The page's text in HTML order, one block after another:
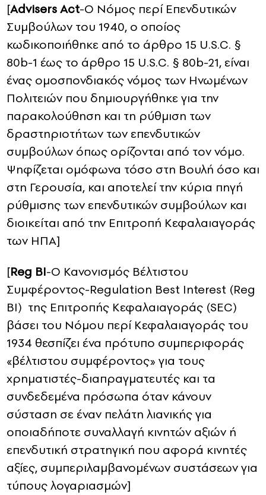
[Advisers Act-Ο Νόμος περί Επενδυτικών
Συμβούλων του 1940, ο οποίος
κωδικοποιήθηκε από το άρθρο 15 U.S.C. §
80b-1 έως το άρθρο 15 U.S.C. § 80b-21, είναι
ένας ομοσπονδιακός νόμος των Ηνωμένων
Πολιτειών που δημιουργήθηκε για την
παρακολούθηση και τη ρύθμιση των
δραστηριοτήτων των επενδυτικών
συμβούλων όπως ορίζονται από τον νόμο.
Ψηφίζεται ομόφωνα τόσο στη Βουλή όσο και
στη Γερουσία, και αποτελεί την κύρια πηγή
ρύθμισης των επενδυτικών συμβούλων και
διοικείται από την Επιτροπή Κεφαλαιαγοράς
των ΗΠΑ]
[Reg BI-Ο Κανονισμός Βέλτιστου
Συμφέροντος-Regulation Best Interest (Reg
BI) της Επιτροπής Κεφαλαιαγοράς (SEC)
βάσει του Νόμου περί Κεφαλαιαγοράς του
1934 θεσπίζει ένα πρότυπο συμπεριφοράς
«βέλτιστου συμφέροντος» για τους
χρηματιστές-διαπραγματευτές και τα
συνδεδεμένα πρόσωπα όταν κάνουν
σύσταση σε έναν πελάτη λιανικής για
οποιαδήποτε συναλλαγή κινητών αξιών ή
επενδυτική στρατηγική που αφορά κινητές
αξίες, συμπεριλαμβανομένων συστάσεων για
τύπους λογαριασμών]